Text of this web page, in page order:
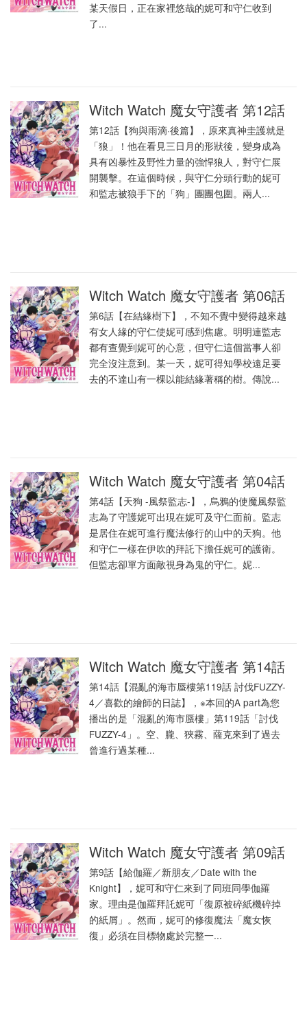
某天假日，正在家裡悠哉的妮可和守仁收到
了...
Witch Watch 魔女守護者 第12話
第12話【狗與雨滴·後篇】，原來真神圭護就是
「狼」！他在看見三日月的形狀後，變身成為
具有凶暴性及野性力量的強悍狼人，對守仁展
開襲擊。在這個時候，與守仁分頭行動的妮可
和監志被狼手下的「狗」團團包圍。兩人...
Witch Watch 魔女守護者 第06話
第6話【在結緣樹下】，不知不覺中變得越來越
有女人緣的守仁使妮可感到焦慮。明明連監志
都有查覺到妮可的心意，但守仁這個當事人卻
完全沒注意到。某一天，妮可得知學校遠足要
去的不達山有一棵以能結緣著稱的樹。傳說...
Witch Watch 魔女守護者 第04話
第4話【天狗 -風祭監志-】，烏鴉的使魔風祭監
志為了守護妮可出現在妮可及守仁面前。監志
是居住在妮可進行魔法修行的山中的天狗。他
和守仁一樣在伊吹的拜託下擔任妮可的護衛。
但監志卻單方面敵視身為鬼的守仁。妮...
Witch Watch 魔女守護者 第14話
第14話【混亂的海市蜃樓第119話 討伐FUZZY-
4／喜歡的繪師的日誌】，※本回的A part為您
播出的是「混亂的海市蜃樓」第119話「討伐
FUZZY-4」。空、朧、狹霧、薩克來到了過去
曾進行過某種...
Witch Watch 魔女守護者 第09話
第9話【給伽羅／新朋友／Date with the
Knight】，妮可和守仁來到了同班同學伽羅
家。理由是伽羅拜託妮可「復原被碎紙機碎掉
的紙屑」。然而，妮可的修復魔法「魔女恢
復」必須在目標物處於完整一...